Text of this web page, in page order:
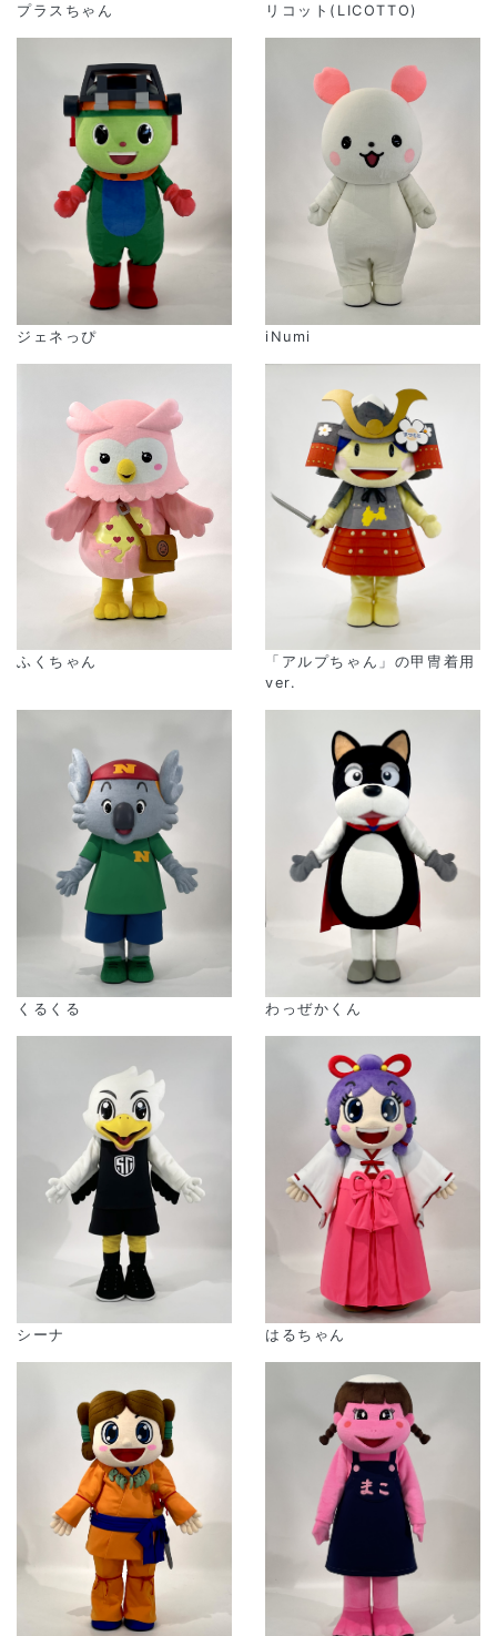
プラスちゃん リコット(LICOTTO)
ジェネっぴ iNumi
ふくちゃん
「アルプちゃん」の甲冑着用
ver.
くるくる わっぜかくん
シーナ はるちゃん